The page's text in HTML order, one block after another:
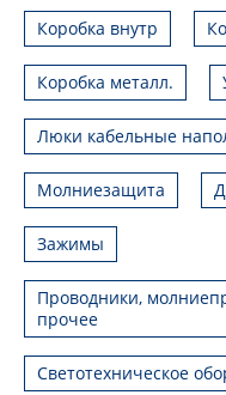
Коробка внутр
Коробка металл.
Люки кабельные
Молниезащита
Зажимы
Проводники,
прочее
Светотехническое